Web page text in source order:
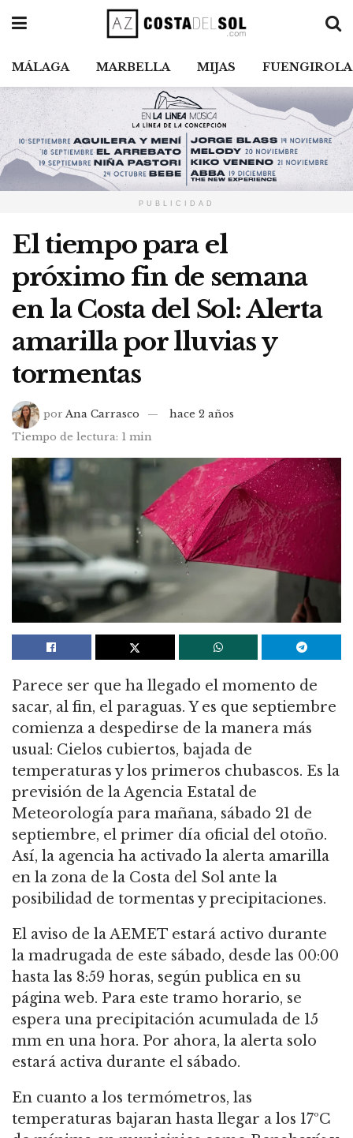
MÁLAGA MARBELLA MIJAS FUENGIROLA
PUBLICIDAD
El tiempo para el
próximo fin de semana
en la Costa del Sol: Alerta
amarilla por lluvias y
tormentas
por Ana Carrasco
hace 2 años
Tiempo de lectura: 1 min
Parece ser que ha llegado el momento de
sacar, al fin, el paraguas. Y es que septiembre
comienza a despedirse de la manera más
usual: Cielos cubiertos, bajada de
temperaturas y los primeros chubascos. Es la
previsión de la Agencia Estatal de
Meteorología para mañana, sábado 21 de
septiembre, el primer día oficial del otoño.
Así, la agencia ha activado la alerta amarilla
en la zona de la Costa del Sol ante la
posibilidad de tormentas y precipitaciones.
El aviso de la AEMET estará activo durante
la madrugada de este sábado, desde las 00:00
hasta las 8:59 horas, según publica en su
página web. Para este tramo horario, se
espera una precipitación acumulada de 15
mm en una hora. Por ahora, la alerta solo
estará activa durante el sábado.
En cuanto a los termómetros, las
temperaturas bajaran hasta llegar a los 17ºC